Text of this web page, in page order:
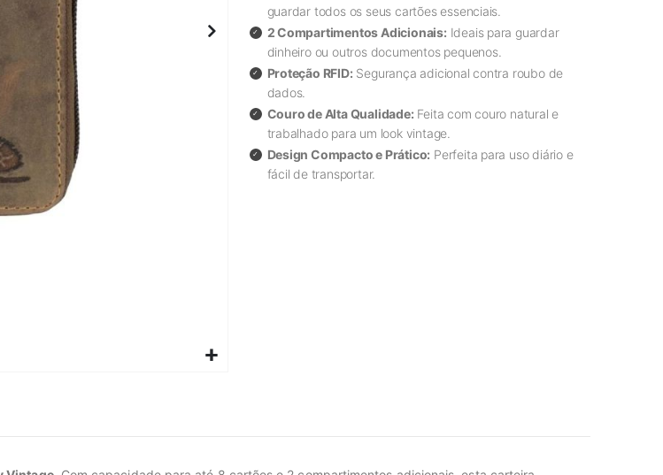
guardar todos os seus cartões essenciais.
2 Compartimentos Adicionais: Ideais para guardar
dinheiro ou outros documentos pequenos.
Proteção RFID: Segurança adicional contra roubo de
dados.
Couro de Alta Qualidade: Feita com couro natural e
trabalhado para um look vintage.
Design Compacto e Prático: Perfeita para uso diário e
fácil de transportar.